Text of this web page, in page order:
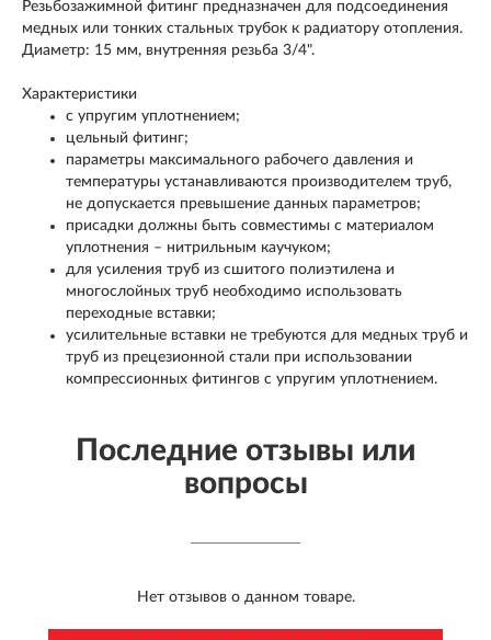
Резьбозажимной фитинг предназначен для подсоединения
медных или тонких стальных трубок к радиатору отопления.
Диаметр: 15 мм, внутренняя резьба 3/4".
Характеристики
с упругим уплотнением;
цельный фитинг;
параметры максимального рабочего давления и
температуры устанавливаются производителем труб,
не допускается превышение данных параметров;
присадки должны быть совместимы с материалом
уплотнения – нитрильным каучуком;
для усиления труб из сшитого полиэтилена и
многослойных труб необходимо использовать
переходные вставки;
усилительные вставки не требуются для медных труб и
труб из прецезионной стали при использовании
компрессионных фитингов с упругим уплотнением.
Последние отзывы или
вопросы
Нет отзывов о данном товаре.